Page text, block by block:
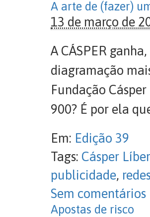
A arte de (fazer)
13 de março de
A CÁSPER
diagramação
Fundação
900? É por ela
Em: Edição 39
Tags: Cásper
publicidade,
Sem comentários
Apostas de risco